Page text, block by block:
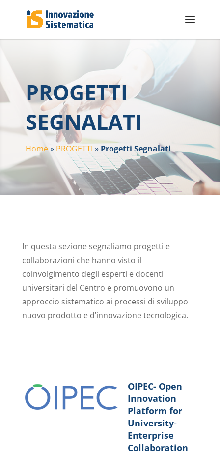
PROGETTI
SEGNALATI
Home» PROGETTI » Progetti Segnalati
In questa sezione segnaliamo progetti e
collaborazioni che hanno visto il
coinvolgimento degli esperti e docenti
universitari del Centro e promuovono un
approccio sistematico ai processi di sviluppo
nuovo prodotto e d’innovazione tecnologica.
OIPEC- Open
Innovation
Platform for
University-
Enterprise
Collaboration